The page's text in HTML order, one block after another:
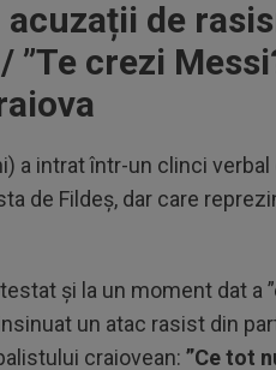
acuzații de
”Te crezi
a intrat într-un clinci verbal
de Fildeș, dar care
și la un moment dat a
un atac rasist din
craiovean: ”Ce tot